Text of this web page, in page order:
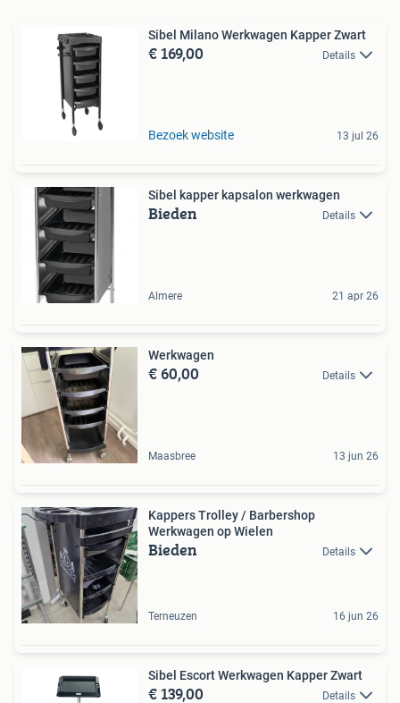
Sibel Milano Werkwagen Kapper Zwart
€ 169,00 Details
Bezoek website 13 jul 26
Sibel kapper kapsalon werkwagen
Bieden Details
Almere 21 apr 26
Werkwagen
€ 60,00 Details
Maasbree 13 jun 26
Kappers Trolley / Barbershop
Werkwagen op Wielen
Bieden Details
Terneuzen 16 jun 26
Sibel Escort Werkwagen Kapper Zwart
€ 139,00 Details